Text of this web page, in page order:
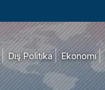
Dış Politika Ekonomi